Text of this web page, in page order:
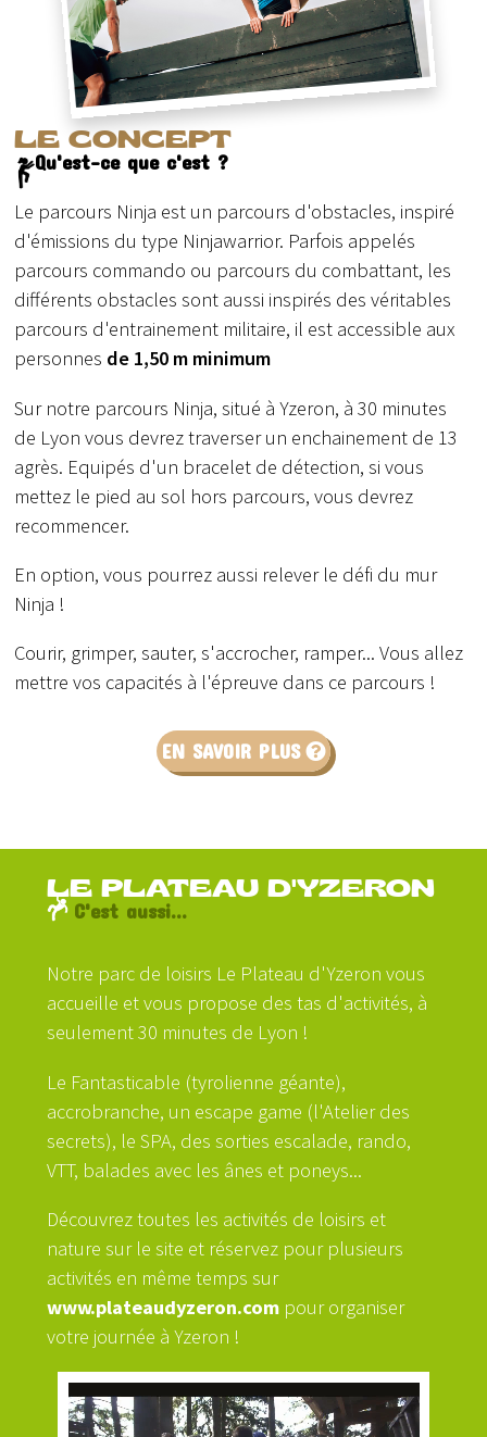
LE CONCEPT
Qu'est-ce que c'est ?
Le parcours Ninja est un parcours d'obstacles, inspiré
d'émissions du type Ninjawarrior. Parfois appelés
parcours commando ou parcours du combattant, les
différents obstacles sont aussi inspirés des véritables
parcours d'entrainement militaire, il est accessible aux
personnes de 1,50 m minimum
Sur notre parcours Ninja, situé à Yzeron, à 30 minutes
de Lyon vous devrez traverser un enchainement de 13
agrès. Equipés d'un bracelet de détection, si vous
mettez le pied au sol hors parcours, vous devrez
recommencer.
En option, vous pourrez aussi relever le défi du mur
Ninja !
Courir, grimper, sauter, s'accrocher, ramper... Vous allez
mettre vos capacités à l'épreuve dans ce parcours !
EN SAVOIR PLUS
LE PLATEAU D'YZERON
C'est aussi...
Notre parc de loisirs Le Plateau d'Yzeron vous
accueille et vous propose des tas d'activités, à
seulement 30 minutes de Lyon !
Le Fantasticable (tyrolienne géante),
accrobranche, un escape game (l'Atelier des
secrets), le SPA, des sorties escalade, rando,
VTT, balades avec les ânes et poneys...
Découvrez toutes les activités de loisirs et
nature sur le site et réservez pour plusieurs
activités en même temps sur
www.plateaudyzeron.compour organiser
votre journée à Yzeron !